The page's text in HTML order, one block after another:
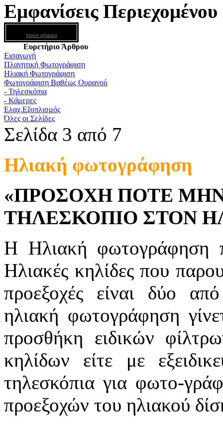
Εμφανίσεις Περιεχομένου
moon phases
Ευρετήριο Άρθρου
Εισαγωγή
Πλανητική Φωτογράφιση
Ηλιακή Φωτογράφιση
Φωτογράφιση Βαθέως Ουρανού
- Τηλεσκόπια
- Κάμερες
Ελαχ.Εξοπλισμός
Όλες οι Σελίδες
Σελίδα 3 από 7
Ηλιακή φωτογράφηση
«ΠΡΟΣΟΧΗ ΠΟΤΕ
ΤΗΛΕΣΚΟΠΙΟ ΣΤΟΝ
Η Ηλιακή φωτογράφηση
Ηλιακές κηλίδες που
προεξοχές είναι δύο
ηλιακή φωτογράφηση
προσθήκη ειδικών
κηλίδων είτε με
τηλεσκόπια για φωτο-
προεξοχών του ηλιακού